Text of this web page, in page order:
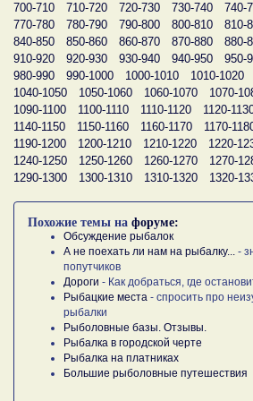
700-710
710-720 720-730 730-740 740-
770-780
780-790 790-800 800-810 810-
840-850
850-860 860-870 870-880 880-
910-920
920-930 930-940 940-950 950-
980-990
990-1000 1000-1010 1010-1020
1040-1050
1050-1060 1060-1070 1070-
1090-1100
1100-1110 1110-1120 1120-
1140-1150
1150-1160 1160-1170 1170-
1190-1200
1200-1210 1210-1220 1220-
1240-1250
1250-1260 1260-1270 1270-
1290-1300
1300-1310 1310-1320 1320-
Похожие темы на форуме:
Обсуждение рыбалок
А не поехать ли нам на рыбалку... -
попутчиков
Дороги - Как добраться, где
Рыбацкие места - спросить про
рыбалки
Рыболовные базы. Отзывы.
Рыбалка в городской черте
Рыбалка на платниках
Большие рыболовные путешествия